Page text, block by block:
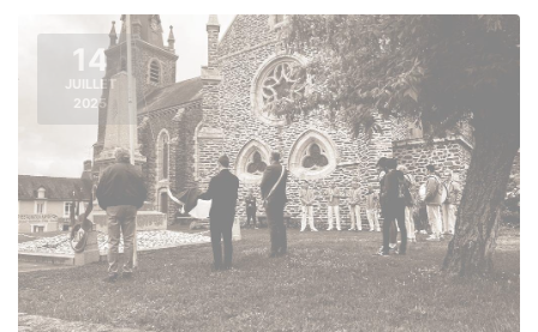
14
JUILLET
2025